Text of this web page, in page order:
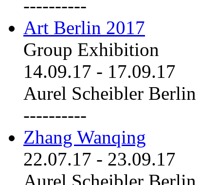
----------
Art Berlin 2017
Group Exhibition
14.09.17 - 17.09.17
Aurel Scheibler Berlin
----------
Zhang Wanqing
22.07.17 - 23.09.17
Aurel Scheibler Berlin